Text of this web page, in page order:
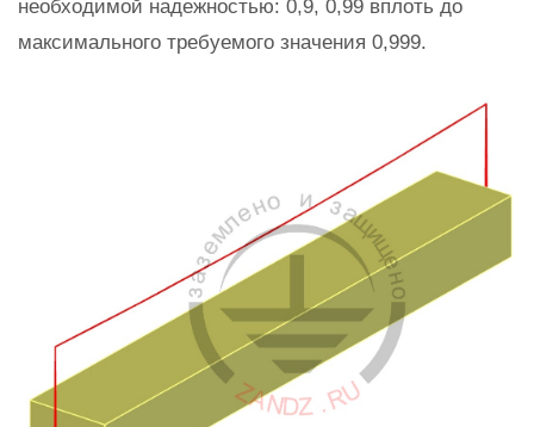
необходимой надежностью: 0,9, 0,99 вплоть до
максимального требуемого значения 0,999.